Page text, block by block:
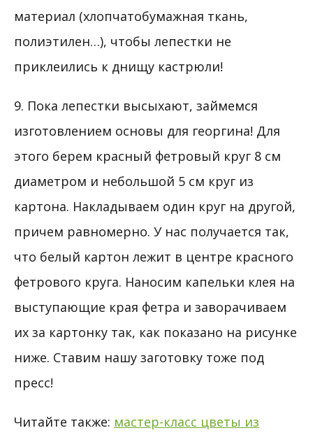
материал (хлопчатобумажная ткань,
полиэтилен…), чтобы лепестки не
приклеились к днищу кастрюли!
9. Пока лепестки высыхают, займемся
изготовлением основы для георгина! Для
этого берем красный фетровый круг 8 см
диаметром и небольшой 5 см круг из
картона. Накладываем один круг на другой,
причем равномерно. У нас получается так,
что белый картон лежит в центре красного
фетрового круга. Наносим капельки клея на
выступающие края фетра и заворачиваем
их за картонку так, как показано на рисунке
ниже. Ставим нашу заготовку тоже под
пресс!
Читайте также: мастер-класс цветы из